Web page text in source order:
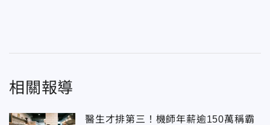
相關報導
醫生才排第三！機師年薪逾150萬稱霸